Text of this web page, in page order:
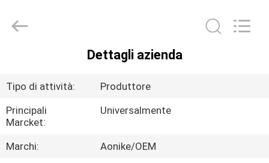
PRODOTTI
CIRCA
Electronics
Co,ltd.
Dettagli azienda
Tipo di attività:
Produttore
Principali
Marcket:
Universalmente
Marchi:
Aonike/OEM